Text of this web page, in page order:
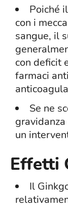
Poiché
con i
sangue, il
con deficit
farmaci
Se ne
un
Effetti
Il